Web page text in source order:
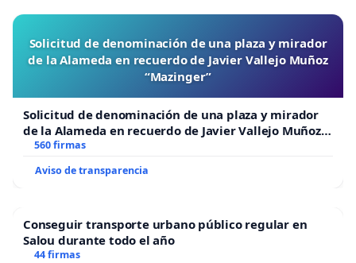
habrá libertad de expresión ni posibilidad, debate por
"Si la masa empezara a reflexionar se daría cuenta de que
Pensamiento único. GEORGE ORWELL, 1984
Solicitud de denominación de una plaza y mirador
de la Alameda en recuerdo de Javier Vallejo Muñoz
“Mazinger”
Solicitud de denominación de una plaza y mirador
de la Alameda en recuerdo de Javier Vallejo Muñoz
“Mazinger”
560 firmas
Aviso de transparencia
Conseguir transporte urbano público regular en
Salou durante todo el año
44 firmas